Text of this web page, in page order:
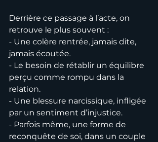
Derrière ce passage à l’acte, on
retrouve le plus souvent :
- Une colère rentrée, jamais dite,
jamais écoutée.
- Le besoin de rétablir un équilibre
perçu comme rompu dans la
relation.
- Une blessure narcissique, infligée
par un sentiment d’injustice.
- Parfois même, une forme de
reconquête de soi, dans un couple